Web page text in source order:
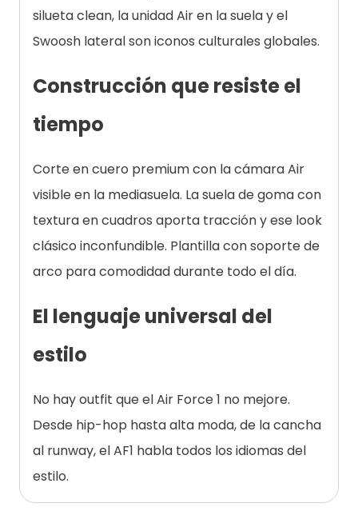
silueta clean, la unidad Air en la suela y el
Swoosh lateral son iconos culturales globales.
Construcción que resiste el
tiempo
Corte en cuero premium con la cámara Air
visible en la mediasuela. La suela de goma con
textura en cuadros aporta tracción y ese look
clásico inconfundible. Plantilla con soporte de
arco para comodidad durante todo el día.
El lenguaje universal del
estilo
No hay outfit que el Air Force 1 no mejore.
Desde hip-hop hasta alta moda, de la cancha
al runway, el AF1 habla todos los idiomas del
estilo.